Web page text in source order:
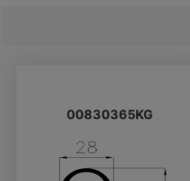
00830365KG